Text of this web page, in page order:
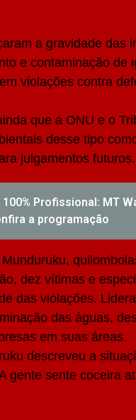
a gravidade das
e contaminação
violações contra
que a ONU e o
desse tipo
julgamentos futuros.
Profissional: MT
a programação
dez vítimas e
das violações.
das águas,
em suas áreas.
descreveu a
gente sente coceira